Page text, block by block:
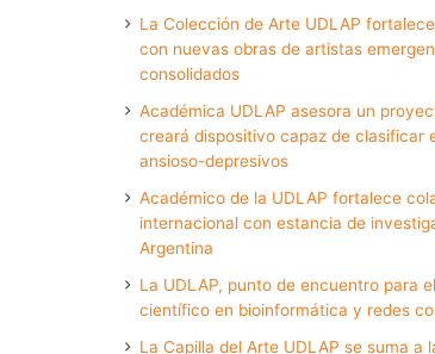
La Colección de Arte UDLAP
con nuevas obras de artistas
consolidados
Académica UDLAP asesora un
creará dispositivo capaz de clasificar
ansioso-depresivos
Académico de la UDLAP fortalece
internacional con estancia de
Argentina
La UDLAP, punto de encuentro para
científico en bioinformática y redes
La Capilla del Arte UDLAP se suma a